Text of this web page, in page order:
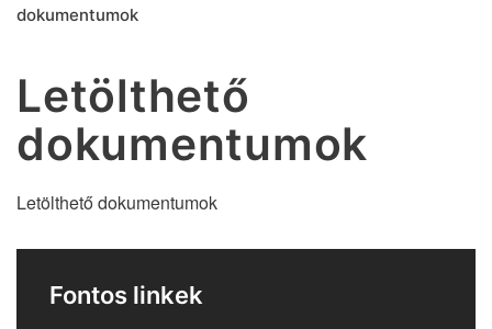
dokumentumok
Letölthető
dokumentumok
Letölthető dokumentumok
Fontos linkek